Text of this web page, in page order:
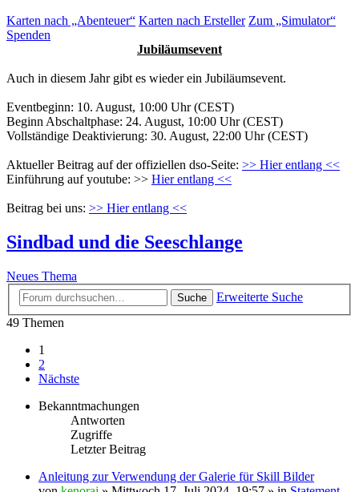
Karten nach „Abenteuer“ Karten nach Ersteller Zum „Simulator“
Spenden
Jubiläumsevent
Auch in diesem Jahr gibt es wieder ein Jubiläumsevent.
Eventbeginn: 10. August, 10:00 Uhr (CEST)
Beginn Abschaltphase: 24. August, 10:00 Uhr (CEST)
Vollständige Deaktivierung: 30. August, 22:00 Uhr (CEST)
Aktueller Beitrag auf der offiziellen dso-Seite: >> Hier entlang <<
Einführung auf youtube: >> Hier entlang <<
Beitrag bei uns: >> Hier entlang <<
Sindbad und die Seeschlange
Neues Thema
Suche
Erweiterte Suche
49 Themen
1
2
Nächste
Bekanntmachungen
Antworten
Zugriffe
Letzter Beitrag
Anleitung zur Verwendung der Galerie für Skill Bilder